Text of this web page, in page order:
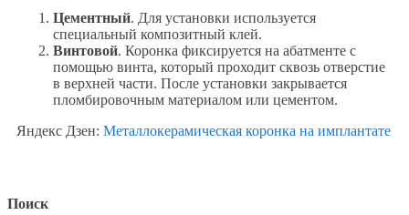
Цементный. Для установки используется
специальный композитный клей.
Винтовой. Коронка фиксируется на абатменте с
помощью винта, который проходит сквозь отверстие
в верхней части. После установки закрывается
пломбировочным материалом или цементом.
Яндекс Дзен: Металлокерамическая коронка на имплантате
Поиск